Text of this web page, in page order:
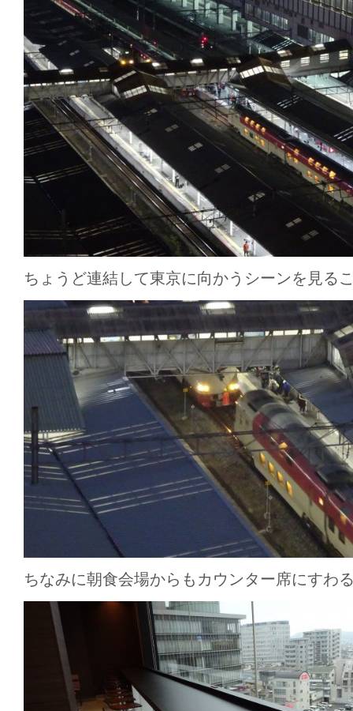
ちょうど連結して東京に向かうシーンを見る
ちなみに朝食会場からもカウンター席にすわ